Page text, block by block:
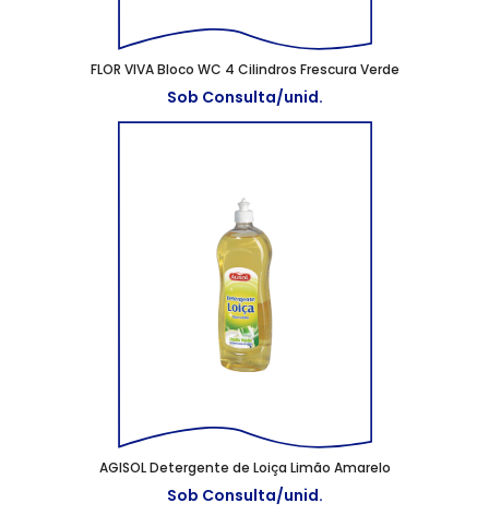
FLOR VIVA Bloco WC 4 Cilindros Frescura Verde
Sob Consulta/unid.
AGISOL Detergente de Loiça Limão Amarelo
Sob Consulta/unid.